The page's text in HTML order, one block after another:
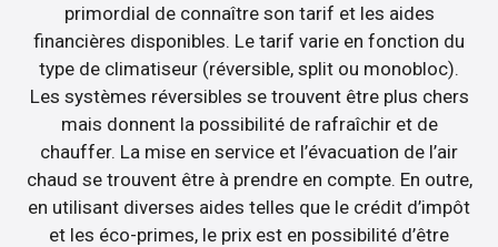
primordial de connaître son tarif et les aides
financières disponibles. Le tarif varie en fonction du
type de climatiseur (réversible, split ou monobloc).
Les systèmes réversibles se trouvent être plus chers
mais donnent la possibilité de rafraîchir et de
chauffer. La mise en service et l’évacuation de l’air
chaud se trouvent être à prendre en compte. En outre,
en utilisant diverses aides telles que le crédit d’impôt
et les éco-primes, le prix est en possibilité d’être